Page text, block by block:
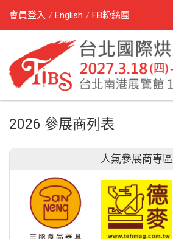
會員登入 English FB粉絲團
2026 參展商列表
人氣參展商專區